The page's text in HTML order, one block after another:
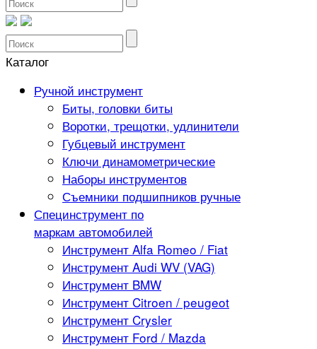
Каталог
Ручной инструмент
Биты, головки биты
Воротки, трещотки, удлинители
Губцевый инструмент
Ключи динамометрические
Наборы инструментов
Съемники подшипников ручные
Специнструмент по
маркам автомобилей
Инструмент Alfa Romeo / Fiat
Инструмент Audi WV (VAG)
Инструмент BMW
Инструмент Citroen / peugeot
Инструмент Crysler
Инструмент Ford / Mazda